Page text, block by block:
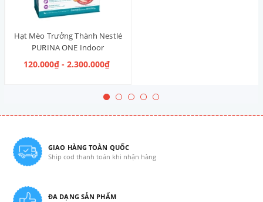
Hạt Mèo Trưởng Thành Nestlé
PURINA ONE Indoor
Advantage Salmon & Tuna [Vị
Cá Hồi & Cá Ngừ]
120.000₫ - 2.300.000₫
GIAO HÀNG TOÀN QUỐC
Ship cod thanh toán khi nhận hàng
ĐA DẠNG SẢN PHẨM